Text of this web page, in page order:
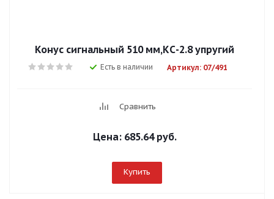
Конус сигнальный 510 мм,КС-2.8 упругий
Есть в наличии Артикул: 07/491
Сравнить
Цена: 685.64 руб.
Купить